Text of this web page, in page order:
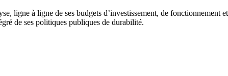
ligne à ligne de ses budgets d’investissement, de fonctionnement
de ses politiques publiques de durabilité.